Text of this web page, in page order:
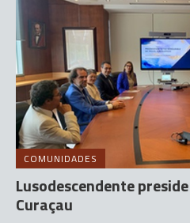
COMUNIDADES
Lusodescendente
Curaçau